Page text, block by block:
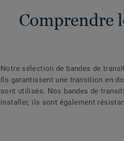
Comprendre
Notre sélection de bandes de
Ils garantissent une transition en
sont utilisés. Nos bandes de
installer, ils sont également